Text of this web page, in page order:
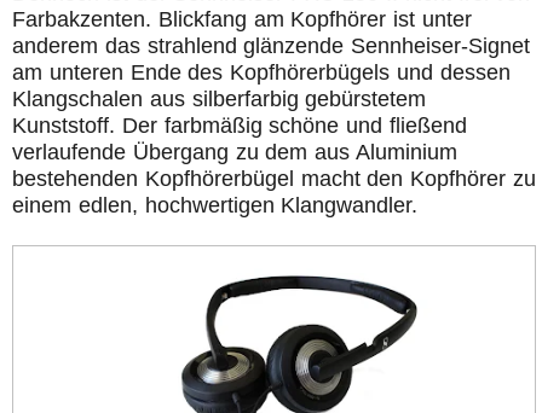
Farbakzenten. Blickfang am Kopfhörer ist unter
anderem das strahlend glänzende Sennheiser-Signet
am unteren Ende des Kopfhörerbügels und dessen
Klangschalen aus silberfarbig gebürstetem
Kunststoff. Der farbmäßig schöne und fließend
verlaufende Übergang zu dem aus Aluminium
bestehenden Kopfhörerbügel macht den Kopfhörer zu
einem edlen, hochwertigen Klangwandler.